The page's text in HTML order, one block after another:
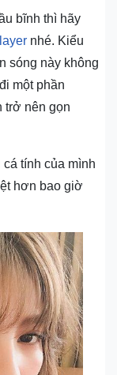
bĩnh thì hãy
nhé. Kiểu
sóng này không
một phần
trở nên gọn
tính của mình
hơn bao giờ